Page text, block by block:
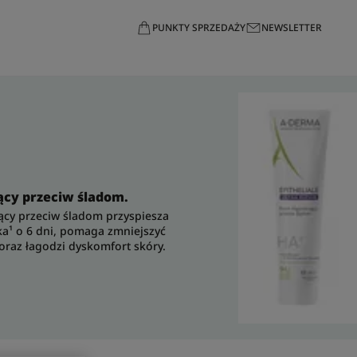
PUNKTY SPRZEDAŻY NEWSLETTER
przeciw śladom.
przeciw śladom przyspiesza
o 6 dni, pomaga zmniejszyć
łagodzi dyskomfort skóry.